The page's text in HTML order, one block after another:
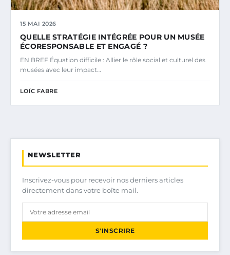
15 MAI 2026
QUELLE STRATÉGIE INTÉGRÉE POUR UN MUSÉE
ÉCORESPONSABLE ET ENGAGÉ ?
EN BREF Équation difficile : Allier le rôle social et culturel des
musées avec leur impact…
LOÏC FABRE
NEWSLETTER
Inscrivez-vous pour recevoir nos derniers articles
directement dans votre boîte mail.
S'INSCRIRE